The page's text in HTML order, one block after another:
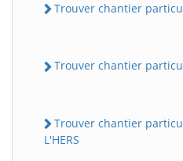
Trouver chantier
Trouver chantier
Trouver chantier
L'HERS